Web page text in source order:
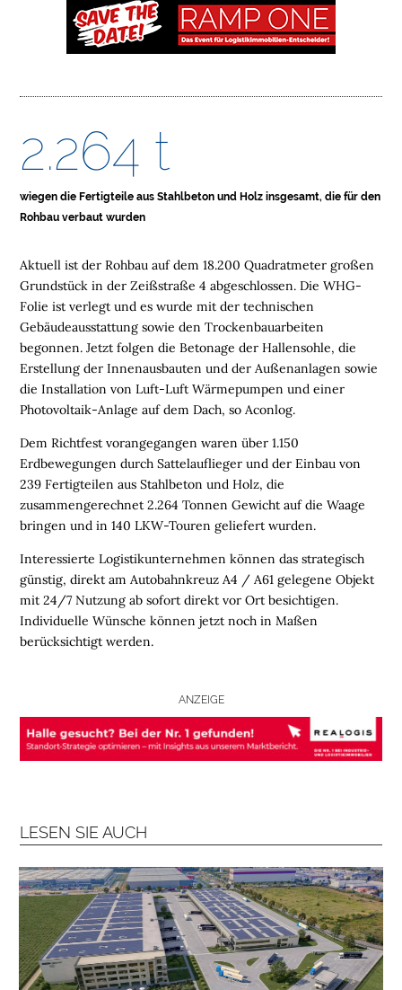
E
O
G
S
T
I
K
I
M
M
O
L
I
E
N
L
O
G
I
K
R
E
N
E
N
B
R
A
N
Aktuell ist der Rohbau auf dem 18.200 Quadratmeter großen
Grundstück in der Zeißstraße 4 abgeschlossen. Die WHG-
Folie ist verlegt und es wurde mit der technischen
Gebäudeausstattung sowie den Trockenbauarbeiten
begonnen. Jetzt folgen die Betonage der Hallensohle, die
Erstellung der Innenausbauten und der Außenanlagen sowie
die Installation von Luft-Luft Wärmepumpen und einer
Photovoltaik-Anlage auf dem Dach, so Aconlog.
Dem Richtfest vorangegangen waren über 1.150
Erdbewegungen durch Sattelauflieger und der Einbau von
239 Fertigteilen aus Stahlbeton und Holz, die
zusammengerechnet 2.264 Tonnen Gewicht auf die Waage
bringen und in 140 LKW-Touren geliefert wurden.
Interessierte Logistikunternehmen können das strategisch
günstig, direkt am Autobahnkreuz A4 / A61 gelegene Objekt
mit 24/7 Nutzung ab sofort direkt vor Ort besichtigen.
Individuelle Wünsche können jetzt noch in Maßen
berücksichtigt werden.
2.264 t
wiegen die Fertigteile aus Stahlbeton und Holz insgesamt, die für den
Rohbau verbaut wurden
ANZEIGE
LESEN SIE AUCH